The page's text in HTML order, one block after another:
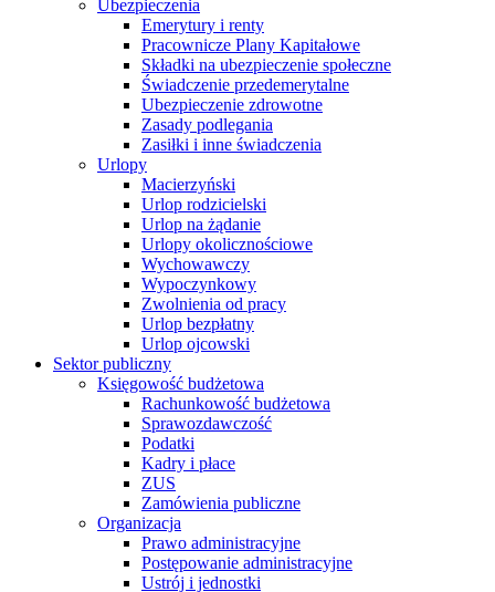
Ubezpieczenia
Emerytury i renty
Pracownicze Plany Kapitałowe
Składki na ubezpieczenie społeczne
Świadczenie przedemerytalne
Ubezpieczenie zdrowotne
Zasady podlegania
Zasiłki i inne świadczenia
Urlopy
Macierzyński
Urlop rodzicielski
Urlop na żądanie
Urlopy okolicznościowe
Wychowawczy
Wypoczynkowy
Zwolnienia od pracy
Urlop bezpłatny
Urlop ojcowski
Sektor publiczny
Księgowość budżetowa
Rachunkowość budżetowa
Sprawozdawczość
Podatki
Kadry i płace
ZUS
Zamówienia publiczne
Organizacja
Prawo administracyjne
Postępowanie administracyjne
Ustrój i jednostki